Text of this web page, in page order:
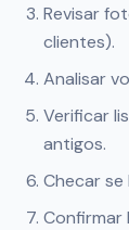
Revisar
clientes).
Analisar
Verificar
antigos.
Checar
Confirmar